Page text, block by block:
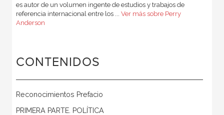
es autor de un volumen ingente de estudios y trabajos de
referencia internacional entre los ... Ver más sobre Perry
Anderson
CONTENIDOS
Reconocimientos Prefacio
PRIMERA PARTE. POLÍTICA